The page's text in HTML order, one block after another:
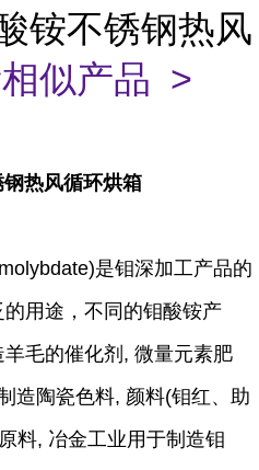
铵不锈钢热风
似产品 >
钢热风循环烘箱
是钼深加工产品的
用途，不同的钼酸铵产
毛的催化剂, 微量元素肥
造陶瓷色料, 颜料(钼红、助
料, 冶金工业用于制造钼